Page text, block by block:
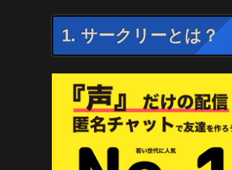
1. サークリーとは？